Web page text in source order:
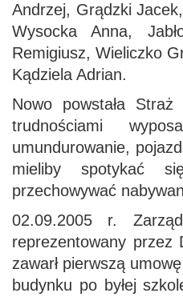
Andrzej, Grądzki
Wysocka Anna,
Remigiusz, Wieliczko
Kądziela Adrian.
Nowo powstała
trudnościami
umundurowanie,
mieliby spotykać
przechowywać
02.09.2005 r.
reprezentowany przez
zawarł pierwszą
budynku po byłej